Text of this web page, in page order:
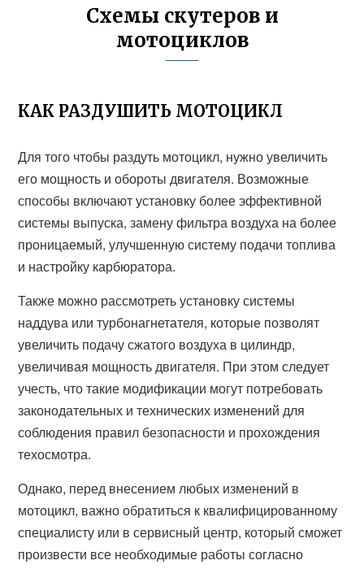
Схемы скутеров и
мотоциклов
КАК РАЗДУШИТЬ МОТОЦИКЛ
Для того чтобы раздуть мотоцикл, нужно увеличить
его мощность и обороты двигателя. Возможные
способы включают установку более эффективной
системы выпуска, замену фильтра воздуха на более
проницаемый, улучшенную систему подачи топлива
и настройку карбюратора.
Также можно рассмотреть установку системы
наддува или турбонагнетателя, которые позволят
увеличить подачу сжатого воздуха в цилиндр,
увеличивая мощность двигателя. При этом следует
учесть, что такие модификации могут потребовать
законодательных и технических изменений для
соблюдения правил безопасности и прохождения
техосмотра.
Однако, перед внесением любых изменений в
мотоцикл, важно обратиться к квалифицированному
специалисту или в сервисный центр, который сможет
произвести все необходимые работы согласно